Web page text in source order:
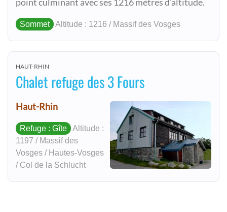
point culminant avec ses 1216 mètres d'altitude.
Sommet Altitude : 1216 / Massif des Vosges
HAUT-RHIN
Chalet refuge des 3 Fours
Haut-Rhin
Refuge : Gîte
Altitude :
1197 / Massif des
Vosges / Hautes-Vosges
/ Col de la Schlucht